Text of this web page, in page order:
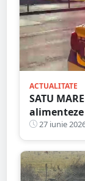
ACTUALITATE
SATU
terminalul
27 iunie